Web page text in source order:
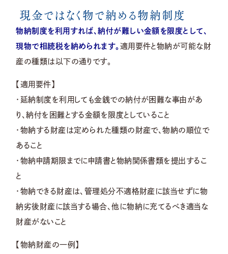
現金ではなく物で納める物納制度
物納制度を利用すれば、納付が難しい金額を限度として、
現物で相続税を納められます。適用要件と物納が可能な財
産の種類は以下の通りです。
【適用要件】
・延納制度を利用しても金銭での納付が困難な事由があ
り、納付を困難とする金額を限度としていること
・物納する財産は定められた種類の財産で、物納の順位で
あること
・物納申請期限までに申請書と物納関係書類を提出するこ
と
・物納できる財産は、管理処分不適格財産に該当せずに物
納劣後財産に該当する場合、他に物納に充てるべき適当な
財産がないこと
【物納財産の一例】